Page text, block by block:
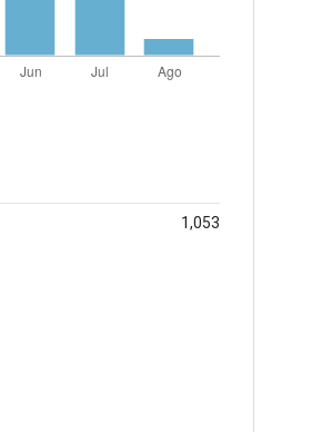
1,053